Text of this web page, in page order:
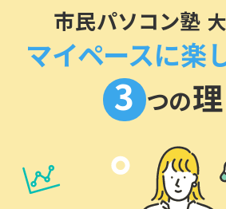
市民パソコン塾
マイペースに楽
3 つの